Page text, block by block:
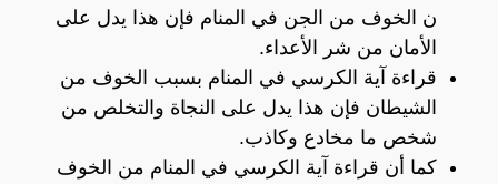
ن الخوف من الجن في المنام فإن هذا يدل على
الأمان من شر الأعداء.
قراءة آية الكرسي في المنام بسبب الخوف من
الشيطان فإن هذا يدل على النجاة والتخلص من
شخص ما مخادع وكاذب.
كما أن قراءة آية الكرسي في المنام من الخوف